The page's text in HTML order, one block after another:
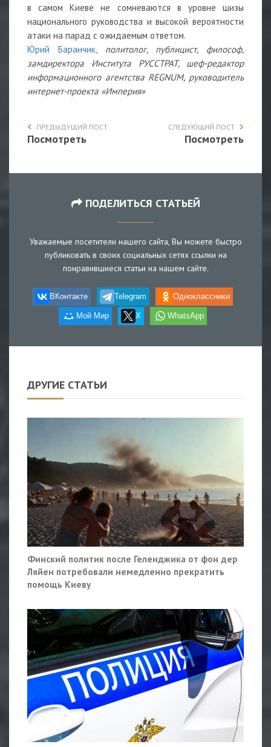
в самом Киеве не сомневаются в уровне шизы
национального руководства и высокой вероятности
атаки на парад с ожидаемым ответом.
Юрий Баранчик, политолог, публицист, философ,
замдиректора Института РУССТРАТ, шеф-редактор
информационного агентства REGNUM, руководитель
интернет-проекта «Империя»
ПРЕДЫДУЩИЙ ПОСТ
Посмотреть
СЛЕДУЮЩИЙ ПОСТ
Посмотреть
ПОДЕЛИТЬСЯ СТАТЬЕЙ
Уважаемые посетители нашего сайта, Вы можете быстро
публиковать в своих социальных сетях ссылки на
понравившиеся статьи на нашем сайте.
ВКонтакте Telegram Одноклассники
Мой Мир X WhatsApp
ДРУГИЕ СТАТЬИ
Финский политик после Геленджика от фон дер
Ляйен потребовали немедленно прекратить
помощь Киеву